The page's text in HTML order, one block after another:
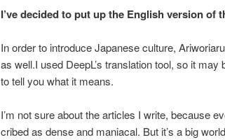
I’ve decided to put up the English version of
In order to introduce Japanese culture,
as well.I used DeepL’s translation tool, so it
to tell you what it means.
I’m not sure about the articles I write, because
cribed as dense and maniacal. But it’s a big